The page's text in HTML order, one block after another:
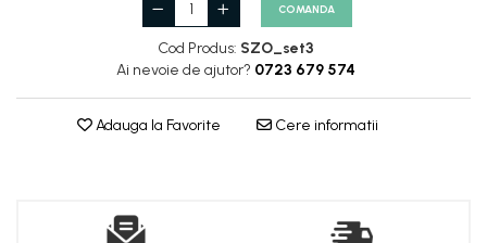
COMANDA
Cod Produs: SZO_set3
Ai nevoie de ajutor? 0723 679 574
Adauga la Favorite Cere informatii